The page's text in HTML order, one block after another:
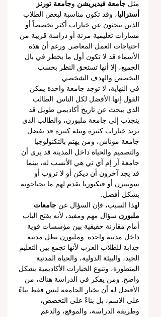
مثل جامعة فيديريشن وجامعة تورنز
أستراليا، وقد تكون مناسبة لبعض الطلاب
الذين يبحثون عن خيارات أكثر تخصصاً أو
مسارات تعليمية مرنة أو دراسة قريبة من
احتياجات العمل المعاصر. ورغم أن هذه
الأسماء قد لا تكون أول ما يخطر في بال
الجميع، إلا أنها تستحق النظر بحسب
التخصص والهدف الشخصي.
في النهاية، لا توجد جامعة واحدة يمكن
القول إنها الأفضل لكل الناس. الطالب
الذي يبحث عن تاريخ أكاديمي طويل قد
ينجذب إلى جامعة ملبورن، والطالب الذي
يريد خيارات كثيرة وبيئة كبيرة قد يفضل
جامعة موناش، ومن يهتم بالتكنولوجيا
والتصميم والحياة داخل المدينة قد يرى أن
جامعة آر إم آي تي هي الأنسب له، بينما
قد يجد آخرون أن ديكن أو لا تروب أو
سوينبرن أو فيكتوريا تقدم لهم ما يحتاجونه
بشكل أفضل.
لهذا السبب، فإن السؤال عن جامعات
ملبورن سؤال مهم ومفيد، لأنه يفتح الباب
أمام مقارنة حقيقية بين مؤسسات قوية
داخل مدينة واحدة. وملبورن تظل مدينة
جذابة للطلاب العرب لأنها تجمع بين التعليم
الجيد، والبيئة الدولية، والحياة المدنية
المتطورة، وتنوع الخيارات الأكاديمية بشكل
واضح. ومن يفكر في الدراسة هناك، من
الأفضل له أن يختار الجامعة ليس فقط بناءً
على الاسم، بل بناءً على التخصص،
وطريقة الدراسة، والموقع، والدعم